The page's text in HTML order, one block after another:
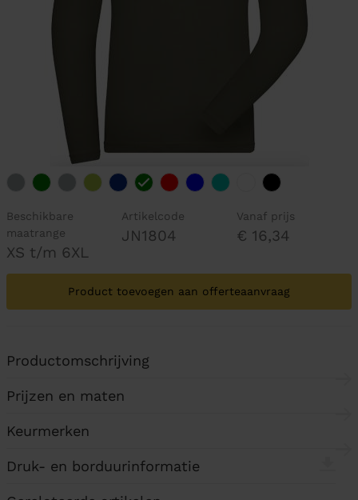
Beschikbare
maatrange
XS t/m 6XL
Artikelcode
JN1804
Vanaf prijs
€ 16,34
Product toevoegen aan offerteaanvraag
Productomschrijving
Prijzen en maten
Keurmerken
Druk- en borduurinformatie